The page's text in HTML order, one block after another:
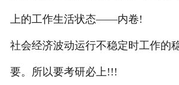
上的工作生活状态——内卷!
社会经济波动运行不稳定时工作的
要。所以要考研必上!!!